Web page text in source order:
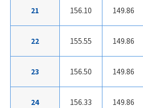
21 156.10 149.86
22 155.55 149.86
23 156.50 149.86
24 156.33 149.86